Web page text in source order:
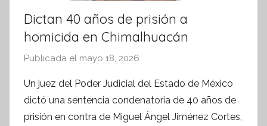
Dictan 40 años de prisión a
homicida en Chimalhuacán
Publicada el mayo 18, 2026
r
S
í
Un juez del Poder Judicial del Estado de México
dictó una sentencia condenatoria de 40 años de
prisión en contra de Miguel Ángel Jiménez Cortes,